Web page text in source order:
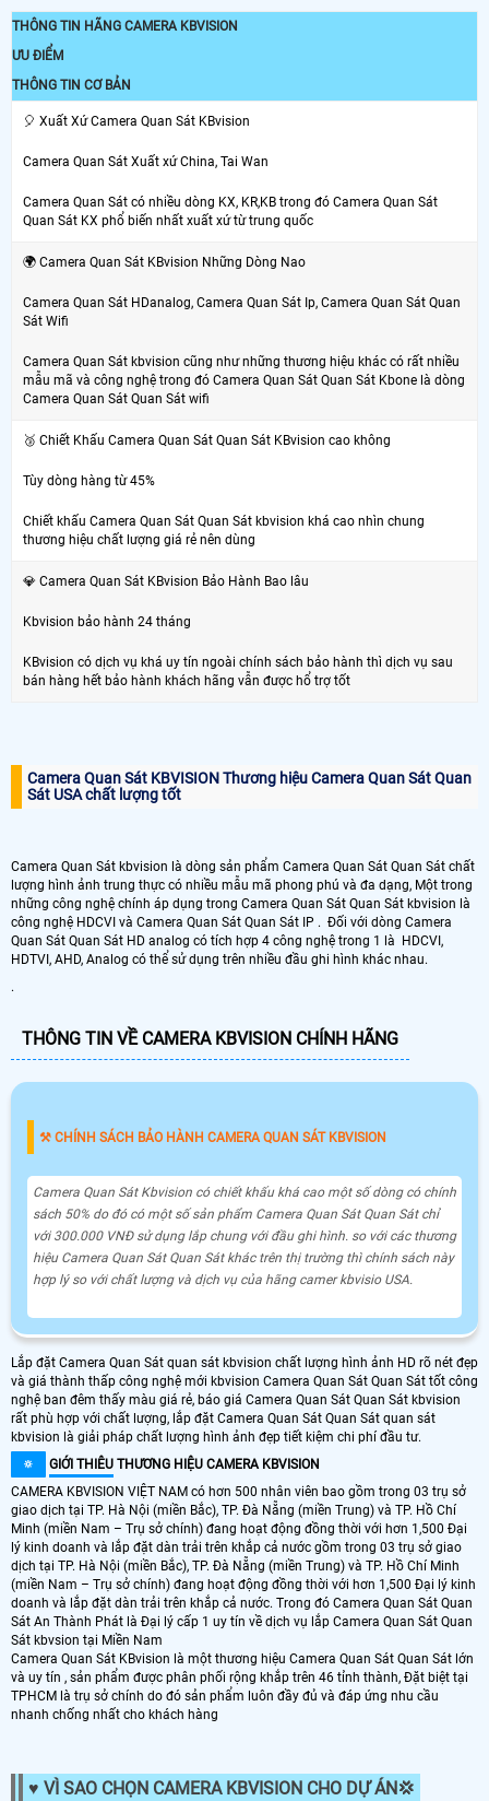
THÔNG TIN HÃNG CAMERA KBVISION
ƯU ĐIỂM
THÔNG TIN CƠ BẢN
️🎈 Xuất Xứ Camera Quan Sát KBvision
Camera Quan Sát Xuất xứ China, Tai Wan
Camera Quan Sát có nhiều dòng KX, KR,KB trong đó Camera Quan Sát
Quan Sát KX phổ biến nhất xuất xứ từ trung quốc
🌍 Camera Quan Sát KBvision Những Dòng Nao
Camera Quan Sát HDanalog, Camera Quan Sát Ip, Camera Quan Sát Quan
Sát Wifi
Camera Quan Sát kbvision cũng như những thương hiệu khác có rất nhiều
mẫu mã và công nghệ trong đó Camera Quan Sát Quan Sát Kbone là dòng
Camera Quan Sát Quan Sát wifi
🥉 Chiết Khấu Camera Quan Sát Quan Sát KBvision cao không
Tùy dòng hàng từ 45%
Chiết khấu Camera Quan Sát Quan Sát kbvision khá cao nhìn chung
thương hiệu chất lượng giá rẻ nên dùng
💎 Camera Quan Sát KBvision Bảo Hành Bao lâu
Kbvision bảo hành 24 tháng
KBvision có dịch vụ khá uy tín ngoài chính sách bảo hành thì dịch vụ sau
bán hàng hết bảo hành khách hãng vẫn được hổ trợ tốt
Camera Quan Sát KBVISION Thương hiệu Camera Quan Sát Quan
Sát USA chất lượng tốt
Camera Quan Sát kbvision là dòng sản phẩm Camera Quan Sát Quan Sát chất
lượng hình ảnh trung thực có nhiều mẫu mã phong phú và đa dạng, Một trong
những công nghệ chính áp dụng trong Camera Quan Sát Quan Sát kbvision là
công nghệ HDCVI và Camera Quan Sát Quan Sát IP . Đối với dòng Camera
Quan Sát Quan Sát HD analog có tích hợp 4 công nghệ trong 1 là HDCVI,
HDTVI, AHD, Analog có thể sử dụng trên nhiều đầu ghi hình khác nhau.
.
THÔNG TIN VỀ CAMERA KBVISION CHÍNH HÃNG
⚒ CHÍNH SÁCH BẢO HÀNH CAMERA QUAN SÁT KBVISION
Camera Quan Sát Kbvision có chiết khấu khá cao một số dòng có chính
sách 50% do đó có một số sản phẩm Camera Quan Sát Quan Sát chỉ
với 300.000 VNĐ sử dụng lắp chung với đầu ghi hình. so với các thương
hiệu Camera Quan Sát Quan Sát khác trên thị trường thì chính sách này
hợp lý so với chất lượng và dịch vụ của hãng camer kbvisio USA.
Lắp đặt Camera Quan Sát quan sát kbvision chất lượng hình ảnh HD rõ nét đẹp
và giá thành thấp công nghệ mới kbvision Camera Quan Sát Quan Sát tốt công
nghệ ban đêm thấy màu giá rẻ, báo giá Camera Quan Sát Quan Sát kbvision
rất phù hợp với chất lượng, lắp đặt Camera Quan Sát Quan Sát quan sát
kbvision là giải pháp chất lượng hình ảnh đẹp tiết kiệm chi phí đầu tư.
🔅
GIỚI THIÊU THƯƠNG HIỆU CAMERA KBVISION
CAMERA KBVISION VIỆT NAM có hơn 500 nhân viên bao gồm trong 03 trụ sở
giao dịch tại TP. Hà Nội (miền Bắc), TP. Đà Nẵng (miền Trung) và TP. Hồ Chí
Minh (miền Nam – Trụ sở chính) đang hoạt động đồng thời với hơn 1,500 Đại
lý kinh doanh và lắp đặt dàn trải trên khắp cả nước gồm trong 03 trụ sở giao
dịch tại TP. Hà Nội (miền Bắc), TP. Đà Nẵng (miền Trung) và TP. Hồ Chí Minh
(miền Nam – Trụ sở chính) đang hoạt động đồng thời với hơn 1,500 Đại lý kinh
doanh và lắp đặt dàn trải trên khắp cả nước. Trong đó Camera Quan Sát Quan
Sát An Thành Phát là Đại lý cấp 1 uy tín về dịch vụ lắp Camera Quan Sát Quan
Sát kbvsion tại Miền Nam
Camera Quan Sát KBvision là một thương hiệu Camera Quan Sát Quan Sát lớn
và uy tín , sản phẩm được phân phối rộng khắp trên 46 tỉnh thành, Đặt biệt tại
TPHCM là trụ sở chính do đó sản phẩm luôn đầy đủ và đáp ứng nhu cầu
nhanh chống nhất cho khách hàng
♥️ VÌ SAO CHỌN CAMERA KBVISION CHO DỰ ÁN️💢